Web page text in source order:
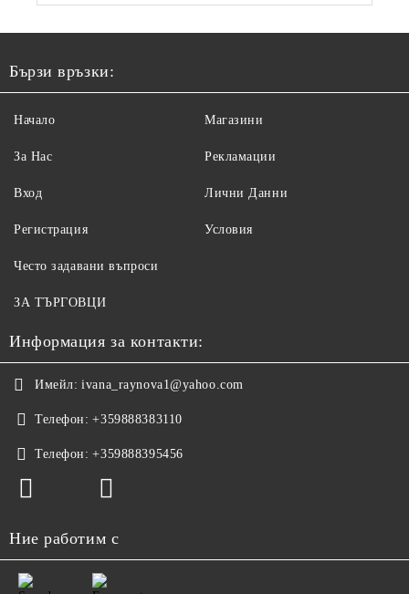
Бързи връзки:
Начало
За Нас
Вход
Регистрация
Магазини
Рекламации
Лични Данни
Условия
Често задавани въпроси
ЗА ТЪРГОВЦИ
Информация за контакти:
Имейл: ivana_raynova1@yahoo.com
Телефон: +359888383110
Телефон: +359888395456
Ние работим с